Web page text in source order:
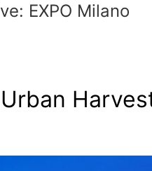
EXPO Milano